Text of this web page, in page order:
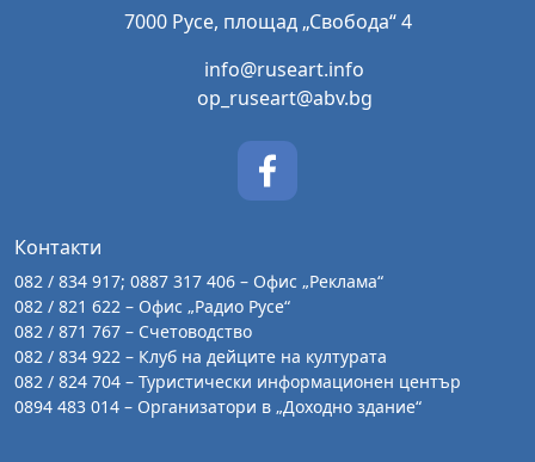
7000 Русе, площад „Свобода“ 4
info@ruseart.info
op_ruseart@abv.bg
Контакти
082 / 834 917; 0887 317 406 – Офис „Реклама“
082 / 821 622 – Офис „Радио Русе“
082 / 871 767 – Счетоводство
082 / 834 922 – Клуб на дейците на културата
082 / 824 704 – Туристически информационен център
0894 483 014 – Организатори в „Доходно здание“